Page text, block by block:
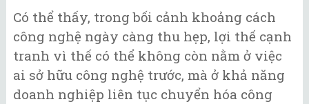
Có thể thấy, trong bối cảnh khoảng cách
công nghệ ngày càng thu hẹp, lợi thế cạnh
tranh vì thế có thể không còn nằm ở việc
ai sở hữu công nghệ trước, mà ở khả năng
doanh nghiệp liên tục chuyển hóa công